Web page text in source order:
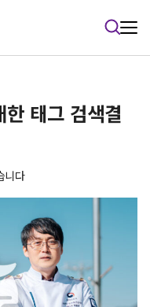
한 태그 검색결
니다